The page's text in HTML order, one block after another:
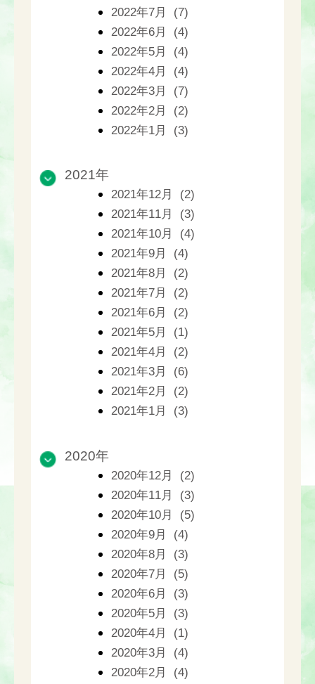
2022年7月 (7)
2022年6月 (4)
2022年5月 (4)
2022年4月 (4)
2022年3月 (7)
2022年2月 (2)
2022年1月 (3)
2021年
2021年12月 (2)
2021年11月 (3)
2021年10月 (4)
2021年9月 (4)
2021年8月 (2)
2021年7月 (2)
2021年6月 (2)
2021年5月 (1)
2021年4月 (2)
2021年3月 (6)
2021年2月 (2)
2021年1月 (3)
2020年
2020年12月 (2)
2020年11月 (3)
2020年10月 (5)
2020年9月 (4)
2020年8月 (3)
2020年7月 (5)
2020年6月 (3)
2020年5月 (3)
2020年4月 (1)
2020年3月 (4)
2020年2月 (4)